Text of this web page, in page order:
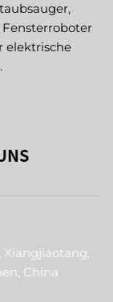
elektrische
Xiangjiaotang,
China